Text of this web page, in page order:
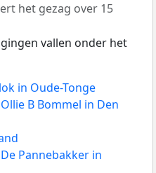
het gezag over 15
vallen onder het
in Oude-Tonge
B Bommel in Den
Pannebakker in